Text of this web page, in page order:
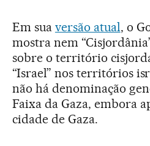
Em sua versão atual, o
mostra nem
sobre o território
“Israel” nos territórios
não há denominação
Faixa da Gaza, embora
cidade de Gaza.